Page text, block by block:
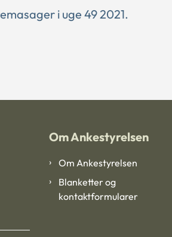
i uge 49 2021.
Om Ankestyrelsen
Om Ankestyrelsen
Blanketter og
kontaktformularer